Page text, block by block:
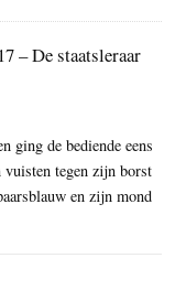
– De staatsleraar
ging de bediende eens
tegen zijn borst
en zijn mond